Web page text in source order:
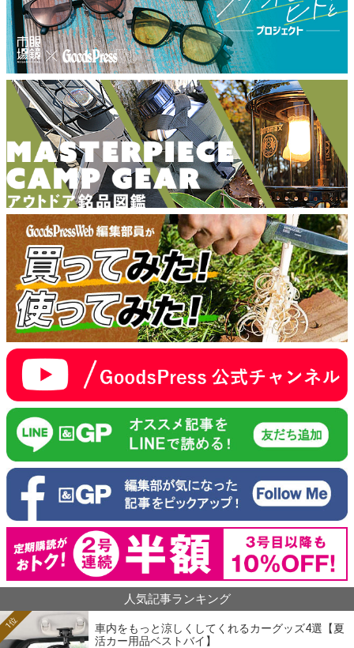
人気記事ランキング
車内をもっと涼しくしてくれるカーグッズ4選【夏
活カー用品ベストバイ】
1位